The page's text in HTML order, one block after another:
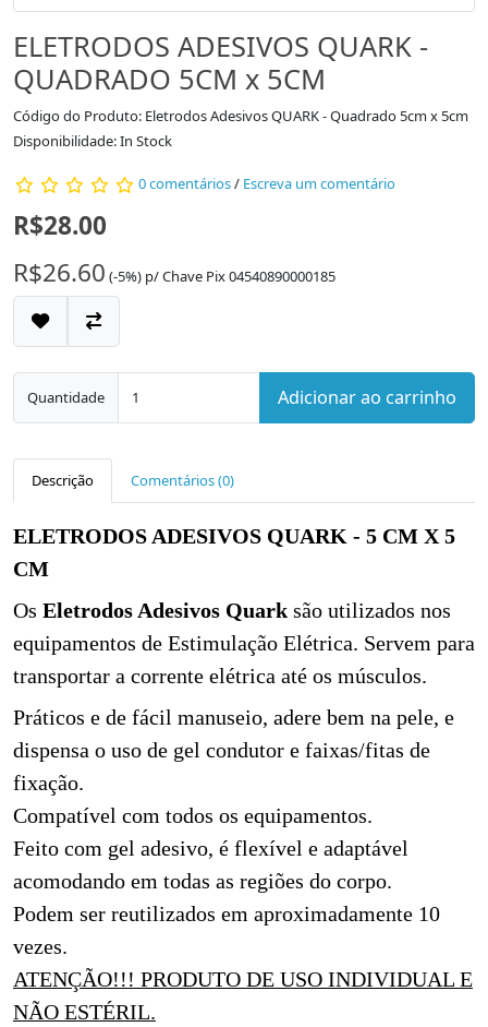
ELETRODOS ADESIVOS QUARK -
QUADRADO 5CM x 5CM
Código do Produto: Eletrodos Adesivos QUARK - Quadrado 5cm x 5cm
Disponibilidade: In Stock
0 comentários/ Escreva um comentário
R$28.00
R$26.60 (-5%) p/Chave Pix 04540890000185
Quantidade Adicionar ao carrinho
Descrição Comentários (0)
ELETRODOS ADESIVOS QUARK - 5 CM X 5
CM
Os Eletrodos Adesivos Quark são utilizados nos
equipamentos de Estimulação Elétrica. Servem para
transportar a corrente elétrica até os músculos.
Práticos e de fácil manuseio, adere bem na pele, e
dispensa o uso de gel condutor e faixas/fitas de
fixação.
Compatível com todos os equipamentos.
Feito com gel adesivo, é flexível e adaptável
acomodando em todas as regiões do corpo.
Podem ser reutilizados em aproximadamente 10
vezes.
ATENÇÃO!!! PRODUTO DE USO INDIVIDUAL E
NÃO ESTÉRIL.